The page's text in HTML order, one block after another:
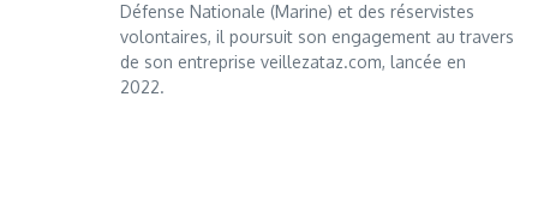
Défense Nationale (Marine) et des réservistes
volontaires, il poursuit son engagement au travers
de son entreprise veillezataz.com, lancée en
2022.